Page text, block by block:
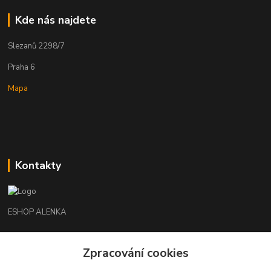
Kde nás najdete
Slezanů 2298/7
Praha 6
Mapa
Kontakty
ESHOP ALENKA
+420602541312Zpracování cookies